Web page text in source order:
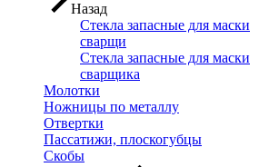
Назад
Стекла запасные для маски
сварщи
Стекла запасные для маски
сварщика
Молотки
Ножницы по металлу
Отвертки
Пассатижи, плоскогубцы
Скобы